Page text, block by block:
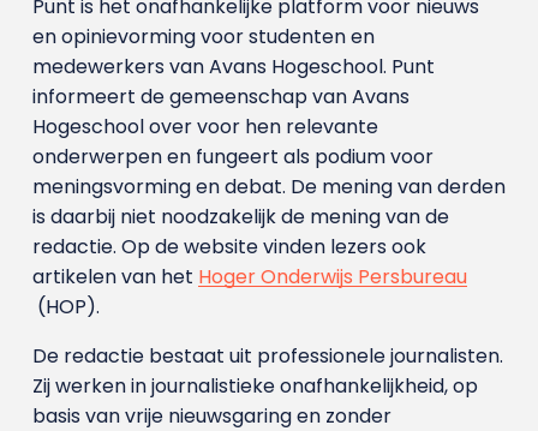
Punt is het onafhankelijke platform voor nieuws
en opinievorming voor studenten en
medewerkers van Avans Hoge­school. Punt
informeert de gemeenschap van Avans
Hogeschool over voor hen relevante
onderwerpen en fungeert als podium voor
meningsvorming en debat. De mening van derden
is daarbij niet noodzakelijk de mening van de
redactie. Op de website vinden lezers ook
artikelen van het Hoger Onderwijs Persbureau
(HOP).
De redactie bestaat uit professionele journalisten.
Zij werken in journalistieke onafhankelijkheid, op
basis van vrije nieuwsgaring en zonder